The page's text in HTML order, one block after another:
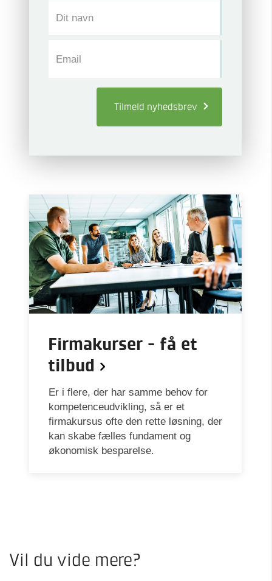
Dit navn
Email
Tilmeld nyhedsbrev
Firmakurser - få et
tilbud
Er i flere, der har samme behov for
kompetenceudvikling, så er et
firmakursus ofte den rette løsning, der
kan skabe fælles fundament og
økonomisk besparelse.
Vil du vide mere?